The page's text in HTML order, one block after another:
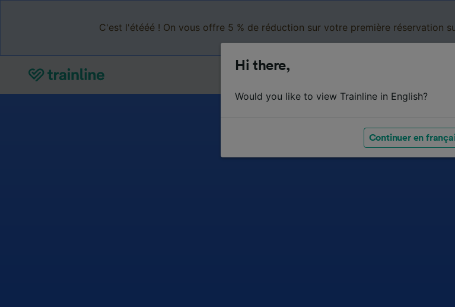
C'est l'étééé ! On vous offre 5 % de réduction sur votre première réservation
Hi there,
Would you like to view Trainline in English?
Continuer en